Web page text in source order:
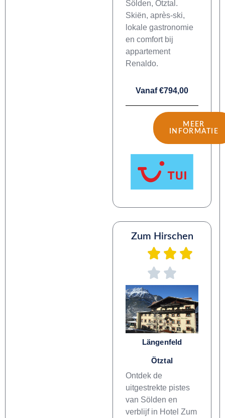
Sölden, Ötztal.
Skiën, après-ski,
lokale gastronomie
en comfort bij
appartement
Renaldo.
Vanaf €794,00
MEER
INFORMATIE
Zum Hirschen
Längenfeld
Ötztal
Ontdek de
uitgestrekte pistes
van Sölden en
verblijf in Hotel Zum